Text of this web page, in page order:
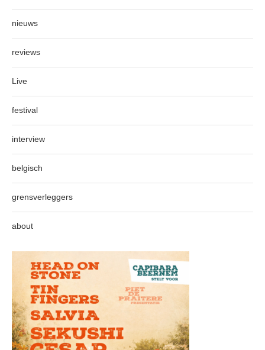
nieuws
reviews
Live
festival
interview
belgisch
grensverleggers
about